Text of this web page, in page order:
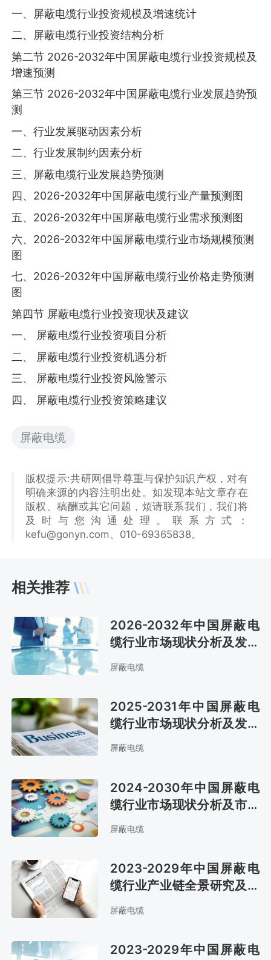
一、屏蔽电缆行业投资规模及增速统计
二、屏蔽电缆行业投资结构分析
第二节 2026-2032年中国屏蔽电缆行业投资规模及
增速预测
第三节 2026-2032年中国屏蔽电缆行业发展趋势预
测
一、行业发展驱动因素分析
二、行业发展制约因素分析
三、屏蔽电缆行业发展趋势预测
四、2026-2032年中国屏蔽电缆行业产量预测图
五、2026-2032年中国屏蔽电缆行业需求预测图
六、2026-2032年中国屏蔽电缆行业市场规模预测
图
七、2026-2032年中国屏蔽电缆行业价格走势预测
图
第四节 屏蔽电缆行业投资现状及建议
一、 屏蔽电缆行业投资项目分析
二、 屏蔽电缆行业投资机遇分析
三、 屏蔽电缆行业投资风险警示
四、 屏蔽电缆行业投资策略建议
屏蔽电缆
版权提示:共研网倡导尊重与保护知识产权，对有
明确来源的内容注明出处。如发现本站文章存在
版权、稿酬或其它问题，烦请联系我们，我们将
及时与您沟通处理。联系方式：
kefu@gonyn.com、010-69365838。
相关推荐
2026-2032年中国屏蔽电
缆行业市场现状分析及发展
屏蔽电缆
2025-2031年中国屏蔽电
缆行业市场现状分析及发展
战略咨询报告
屏蔽电缆
2024-2030年中国屏蔽电
缆行业市场现状分析及市场
趋势预测报告
屏蔽电缆
2023-2029年中国屏蔽电
缆行业产业链全景研究及发
展战略咨询报告
屏蔽电缆
2023-2029年中国屏蔽电